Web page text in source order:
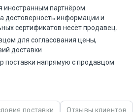
иностранным партнёром.
достоверность информации и
сертификатов несёт продавец.
для согласования цены,
доставки
поставки напрямую с продавцом
поставки Отзывы клиентов